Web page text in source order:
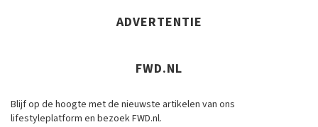
ADVERTENTIE
FWD.NL
Blijf op de hoogte met de nieuwste artikelen van ons
lifestyleplatform en bezoek FWD.nl.